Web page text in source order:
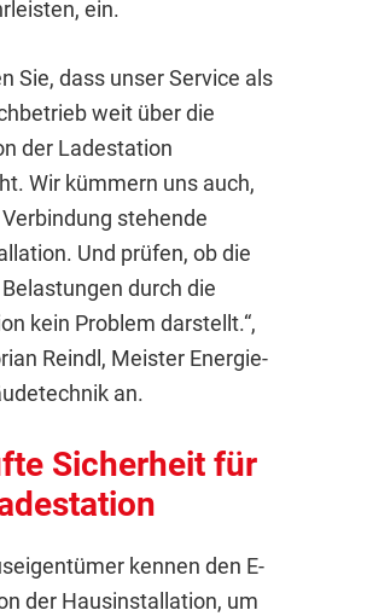
ein.
Sie, dass unser Service als
weit über die
der Ladestation
Wir kümmern uns auch,
stehende
Und prüfen, ob die
durch die
kein Problem darstellt.“,
Reindl, Meister Energie-
an.
Sicherheit für
kennen den E-
der Hausinstallation, um